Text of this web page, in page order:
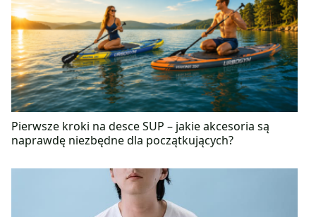
Pierwsze kroki na desce SUP – jakie akcesoria są
naprawdę niezbędne dla początkujących?